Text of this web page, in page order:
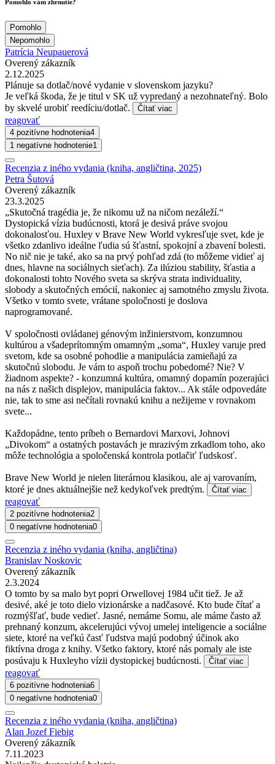
Pomohlo vám zhrnutie?
Pomohlo
Nepomohlo
Patrícia Neupauerová
Overený zákazník
2.12.2025
Plánuje sa dotlač/nové vydanie v slovenskom jazyku?
Je veľká škoda, že je titul v SK už vypredaný a nezohnateľný. Bolo
by skvelé urobiť reedíciu/dotlač.
Čítať viac
reagovať
4 pozitívne hodnotenia4
1 negatívne hodnotenie1
Recenzia z iného vydania (kniha, angličtina, 2025)
Petra Šutová
Overený zákazník
23.3.2025
„Skutočná tragédia je, že nikomu už na ničom nezáleží.“
Dystopická vízia budúcnosti, ktorá je desivá práve svojou
dokonalosťou. Huxley v Brave New World vykresľuje svet, kde je
všetko zdanlivo ideálne ľudia sú šťastní, spokojní a zbavení bolesti.
No nič nie je také, ako sa na prvý pohľad zdá (to môžeme vidieť aj
dnes, hlavne na sociálnych sieťach). Za ilúziou stability, šťastia a
dokonalosti tohto Nového sveta sa skrýva strata individuality,
slobody a skutočných emócií, nakoniec aj samotného zmyslu života.
Všetko v tomto svete, vrátane spoločnosti je doslova
naprogramované.
V spoločnosti ovládanej génovým inžinierstvom, konzumnou
kultúrou a všadeprítomným omamným „soma“, Huxley varuje pred
svetom, kde sa osobné pohodlie a manipulácia zamieňajú za
skutočnú slobodu. Je vám to aspoň trochu pobedomé? Nie? V
žiadnom aspekte? - konzumná kultúra, omamný dopamín pozerajúci
na nás z našich displejov, manipulácia faktov... Ak stále odpovedáte
nie, tak to sme asi nečítali rovnakú knihu a nežijeme v rovnakom
svete...
Každopádne, tento príbeh o Bernardovi Marxovi, Johnovi
„Divokom“ a ostatných postavách je mrazivým zrkadlom toho, ako
môže technológia a spoločenská kontrola potlačiť ľudskosť.
Brave New World je nielen literárnou klasikou, ale aj varovaním,
ktoré je dnes aktuálnejšie než kedykoľvek predtým.
Čítať viac
reagovať
2 pozitívne hodnotenia2
0 negatívne hodnotenia0
Recenzia z iného vydania (kniha, angličtina)
Branislav Noskovic
Overený zákazník
2.3.2024
O tomto by sa malo byt popri Orwellovej 1984 učit tiež. Je až
desivé, aké je toto dielo vizionárske a nadčasové. Kto bude čítať a
rozmýšľať, bude vedieť. Jasné, nemáme Somu, ale máme často až
prehnaný konzum, akcelerujúci vývoj umelej inteligencie a sociálne
siete, ktoré na veľkú časť ľudstva majú podobný účinok ako
fiktívna droga z knihy. Všetko faktory, ktoré nás pomaly ale iste
posúvaju k Huxleyho vízii dystopickej budúcnosti.
Čítať viac
reagovať
6 pozitívne hodnotenia6
0 negatívne hodnotenia0
Recenzia z iného vydania (kniha, angličtina)
Alan Jozef Fiebig
Overený zákazník
7.11.2023